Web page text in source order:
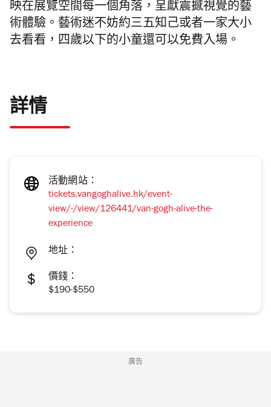
映在展覽空間每一個角落，呈獻震撼視覺的藝
術體驗。藝術迷不妨約三五知己或者一家大小
去看看，四歲以下的小童還可以免費入場。
詳情
活動網站：
tickets.vangoghalive.hk/event-
view/-/view/126441/van-gogh-alive-the-
experience
地址：
價錢：
$190-$550
廣告